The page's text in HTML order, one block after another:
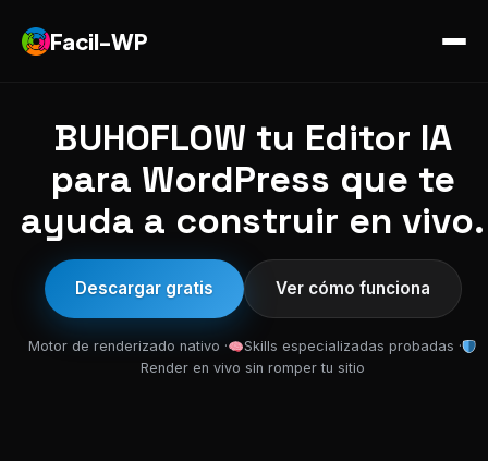
Facil-WP
BUHOFLOW tu Editor IA
para WordPress que te
ayuda a construir en vivo.
Descargar gratis Ver cómo funciona
Motor de renderizado nativo ·
Skills especializadas probadas ·
Render en vivo sin romper tu sitio